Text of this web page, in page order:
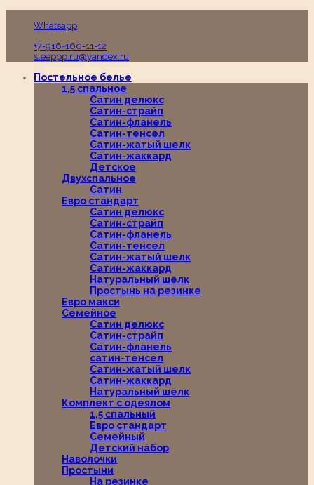
Whatsapp
+7-916-160-11-12
sleeppp.ru@yandex.ru
Постельное белье
1,5 спальное
Сатин делюкс
Сатин-страйп
Сатин-фланель
Сатин-тенсел
Сатин-жатый шелк
Сатин-жаккард
Детское
Двухспальное
Сатин
Евро стандарт
Сатин делюкс
Сатин-страйп
Сатин-фланель
Сатин-тенсел
Сатин-жатый шелк
Сатин-жаккард
Натуральный шелк
Простынь на резинке
Евро макси
Семейное
Сатин делюкс
Сатин-страйп
Сатин-фланель
сатин-тенсел
Сатин-жатый шелк
Сатин-жаккард
Натуральный шелк
Комплект с одеялом
1,5 спальный
Евро стандарт
Семейный
Детский набор
Наволочки
Простыни
На резинке